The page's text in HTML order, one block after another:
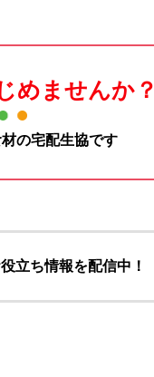
めませんか？
の宅配生協です
立ち情報を配信中！